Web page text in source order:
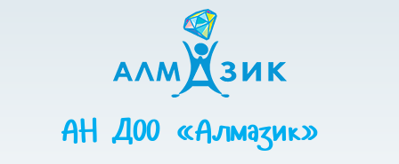
АН ДОО «Алмазик»